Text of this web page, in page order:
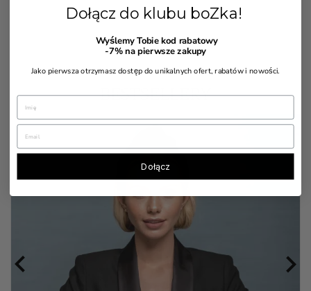
BESTSELLERY
 
Dołącz do klubu boZka!
Wyślemy Tobie kod rabatowy
-7%na pierwsze zakupy
Jako pierwsza otrzymasz dostęp do unikalnych ofert, rabatów i nowości.
Dołącz